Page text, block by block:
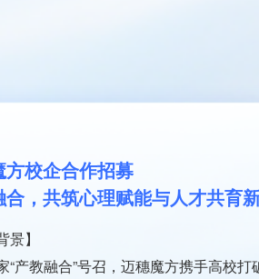
方校企合作招募
合，共筑心理赋能与人才共育
景】
“产教融合”号召，迈穗魔方携手高校打